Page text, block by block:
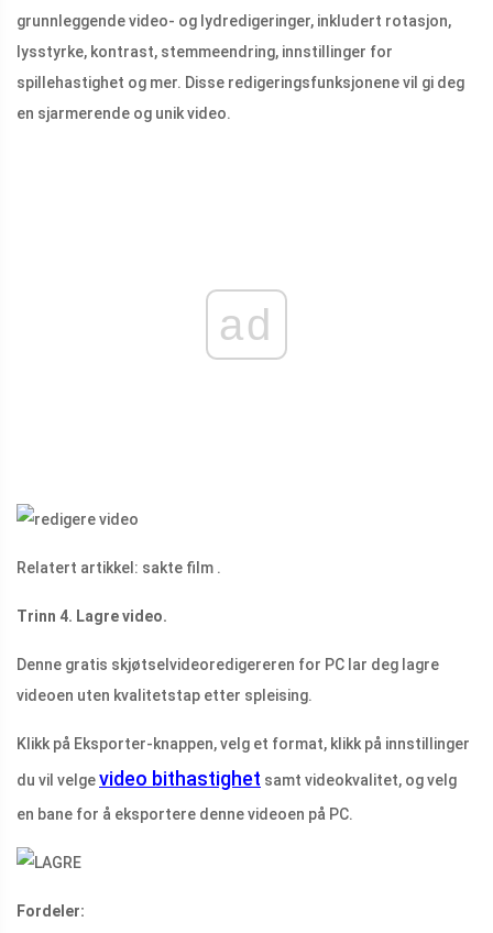
grunnleggende video- og lydredigeringer, inkludert rotasjon,
lysstyrke, kontrast, stemmeendring, innstillinger for
spillehastighet og mer. Disse redigeringsfunksjonene vil gi deg
en sjarmerende og unik video.
ad
Relatert artikkel: sakte film .
Trinn 4. Lagre video.
Denne gratis skjøtselvideoredigereren for PC lar deg lagre
videoen uten kvalitetstap etter spleising.
Klikk på Eksporter-knappen, velg et format, klikk på innstillinger
du vil velgevideo bithastighet samt videokvalitet, og velg
en bane for å eksportere denne videoen på PC.
Fordeler: